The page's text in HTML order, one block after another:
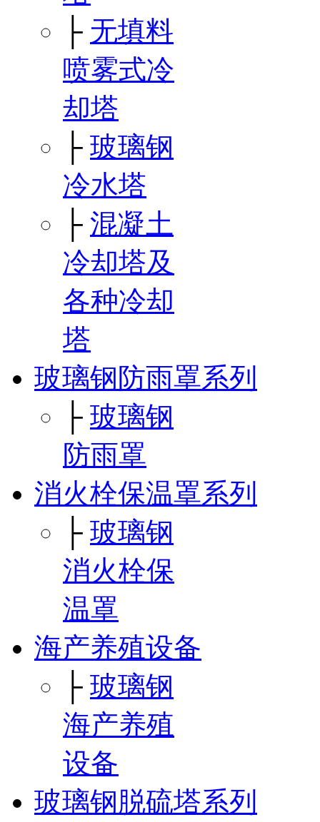
├ 无填料
喷雾式冷
却塔
├ 玻璃钢
冷水塔
├ 混凝土
冷却塔及
各种冷却
塔
玻璃钢防雨罩系列
├ 玻璃钢
防雨罩
消火栓保温罩系列
├ 玻璃钢
消火栓保
温罩
海产养殖设备
├ 玻璃钢
海产养殖
设备
玻璃钢脱硫塔系列